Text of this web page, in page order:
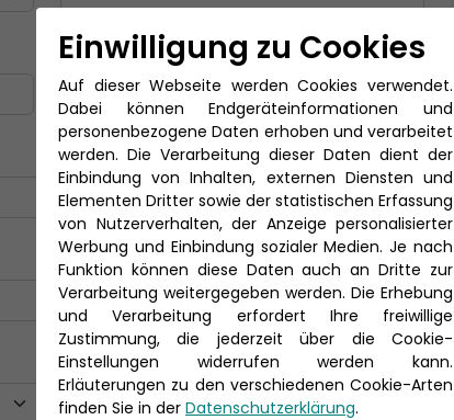
Nachname *
Einwilligung zu Cookies
Auf dieser Webseite werden Cookies verwendet.
Dabei können Endgeräteinformationen und
personenbezogene Daten erhoben und verarbeitet
werden. Die Verarbeitung dieser Daten dient der
Einbindung von Inhalten, externen Diensten und
Elementen Dritter sowie der statistischen Erfassung
von Nutzerverhalten, der Anzeige personalisierter
Werbung und Einbindung sozialer Medien. Je nach
Funktion können diese Daten auch an Dritte zur
Verarbeitung weitergegeben werden. Die Erhebung
und Verarbeitung erfordert Ihre freiwillige
Zustimmung, die jederzeit über die Cookie-
Einstellungen widerrufen werden kann.
Erläuterungen zu den verschiedenen Cookie-Arten
finden Sie in der Datenschutzerklärung.